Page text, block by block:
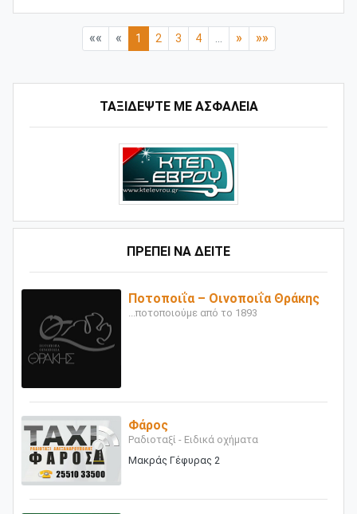
ΤΑΞΙΔΕΨΤΕ ΜΕ ΑΣΦΑΛΕΙΑ
ΠΡΕΠΕΙ ΝΑ ΔΕΙΤΕ
Ποτοποιΐα – Οινοποιΐα Θράκης
...ποτοποιούμε από το 1893
Φάρος
Ραδιοταξί - Ειδικά οχήματα
Μακράς Γέφυρας 2
«« « 1 2 3 4 » »»